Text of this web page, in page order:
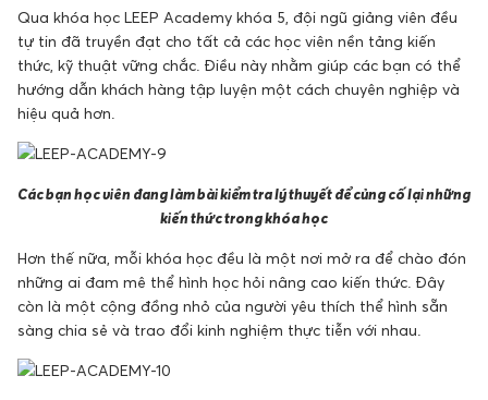
Qua khóa học LEEP Academy khóa 5, đội ngũ giảng viên đều
tự tin đã truyền đạt cho tất cả các học viên nền tảng kiến
thức, kỹ thuật vững chắc. Điều này nhằm giúp các bạn có thể
hướng dẫn khách hàng tập luyện một cách chuyên nghiệp và
hiệu quả hơn.
Các bạn học viên đang làm bài kiểm tra lý thuyết để củng cố lại những
kiến thức trong khóa học
Hơn thế nữa, mỗi khóa học đều là một nơi mở ra để chào đón
những ai đam mê thể hình học hỏi nâng cao kiến thức. Đây
còn là một cộng đồng nhỏ của người yêu thích thể hình sẵn
sàng chia sẻ và trao đổi kinh nghiệm thực tiễn với nhau.